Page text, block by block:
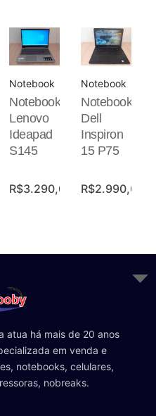
Notebook
Notebook
Lenovo
Ideapad
S145
R$3.290,00
Notebook
Notebook
Dell
Inspiron
15 P75
R$2.990,00
atua há mais de 20 anos
em venda e
notebooks, celulares,
nobreaks.